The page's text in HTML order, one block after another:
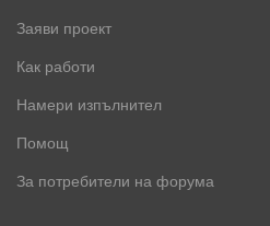
Заяви проект
Как работи
Намери изпълнител
Помощ
За потребители на форума